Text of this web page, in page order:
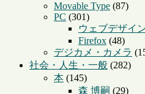
Movable Type (87)
PC (301)
ウェブデザイ
Firefox (48)
デジカメ・カメラ
社会・人生・一般 (282)
本 (145)
森 博嗣 (29)